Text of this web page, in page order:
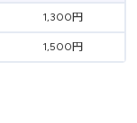
1,300円
1,500円